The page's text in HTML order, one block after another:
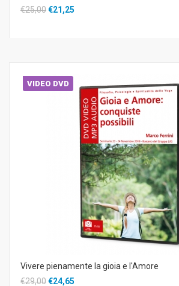
€25,00€21,25
VIDEO DVD
Vivere pienamente la gioia e l'Amore
€29,00€24,65